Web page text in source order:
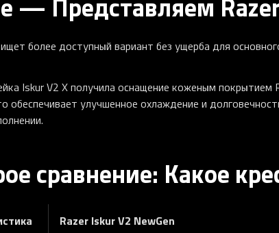
более доступный вариант без ущерба для
Iskur V2 X получила оснащение коженым покрытием
обеспечивает улучшенное охлаждение и
сравнение: Какое
Razer Iskur V2 NewGen